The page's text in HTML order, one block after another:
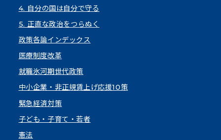
4. 自分の国は自分で守る
5. 正直な政治をつらぬく
政策各論インデックス
医療制度改革
就職氷河期世代政策
中小企業・非正規賃上げ応援10策
緊急経済対策
子ども・子育て・若者
憲法